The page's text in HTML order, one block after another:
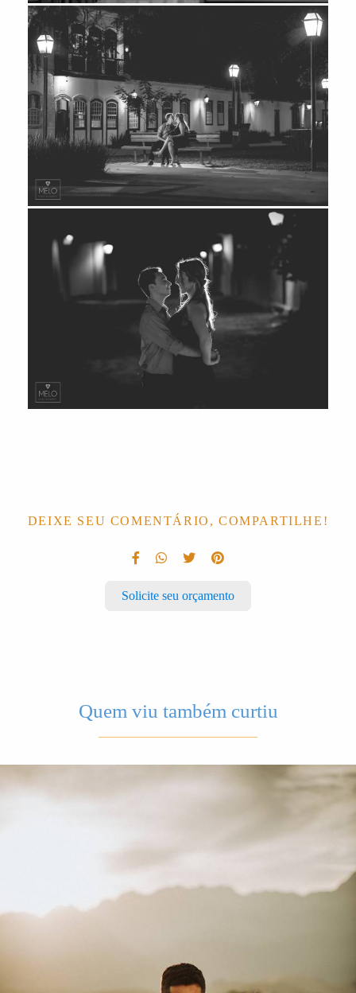
DEIXE SEU COMENTÁRIO, COMPARTILHE!
Solicite seu orçamento
Quem viu também curtiu